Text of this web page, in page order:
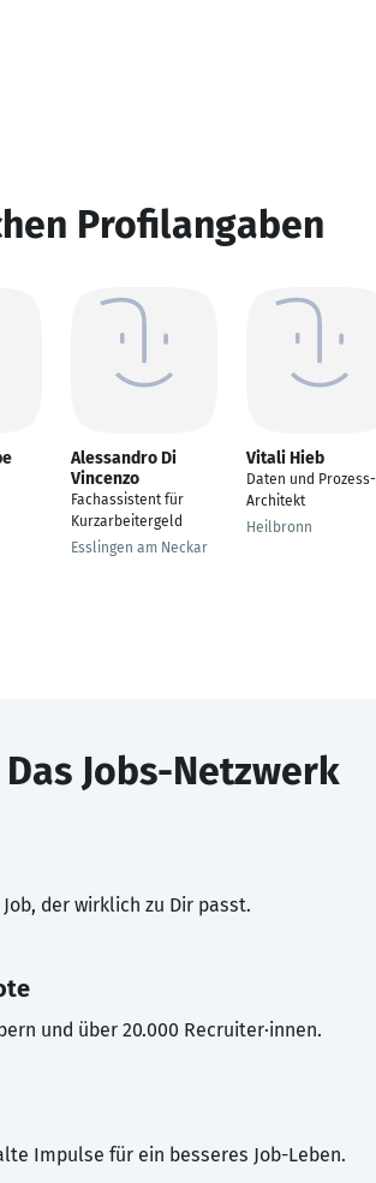
Profilangaben
Alessandro Di
Vincenzo
Fachassistent für
Kurzarbeitergeld
Esslingen am Neckar
Vitali Hieb
Daten und Prozess-
Architekt
Heilbronn
Das Jobs-Netzwerk
der wirklich zu Dir passt.
und über 20.000 Recruiter·innen.
Impulse für ein besseres Job-Leben.